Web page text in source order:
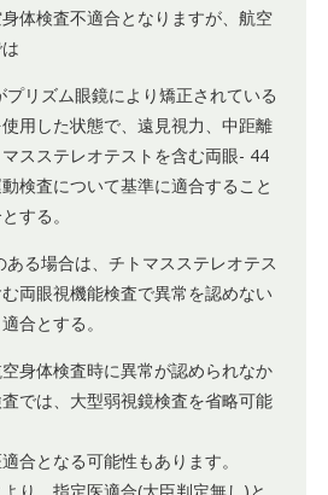
体検査不適合となりますが、航空
プリズム眼鏡により矯正されている
用した状態で、遠見視力、中距離
スステレオテストを含む両眼- 44
検査について基準に適合すること
する。
ある場合は、チトマスステレオテス
両眼視機能検査で異常を認めない
合とする。
身体検査時に異常が認められなか
では、大型弱視鏡検査を省略可能
合となる可能性もあります。
り、指定医適合(大臣判定無し)と